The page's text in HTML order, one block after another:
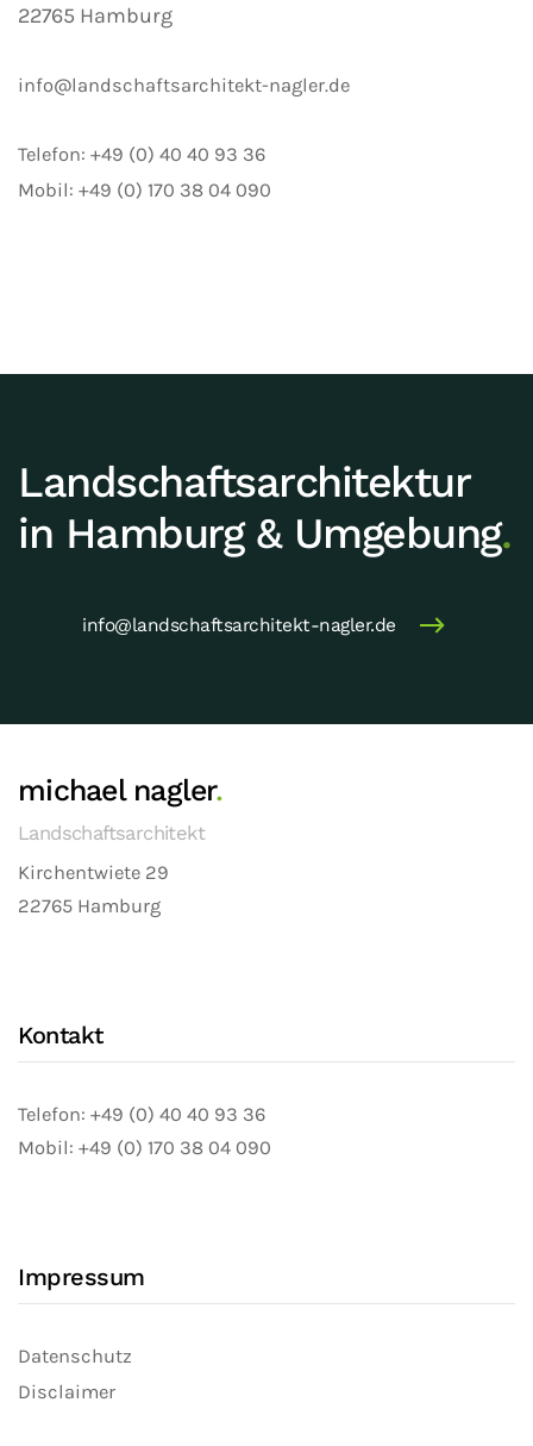
22765 Hamburg
info@landschaftsarchitekt-nagler.de
Telefon: +49 (0) 40 40 93 36
Mobil: +49 (0) 170 38 04 090
Landschafts­archi­tektur
in Hamburg & Umgebung.
info@landschaftsarchitekt-nagler.de
michael nagler.
Landschaftsarchitekt
Kirchentwiete 29
22765 Hamburg
Kontakt
Telefon: +49 (0) 40 40 93 36
Mobil: +49 (0) 170 38 04 090
Impressum
Datenschutz
Disclaimer